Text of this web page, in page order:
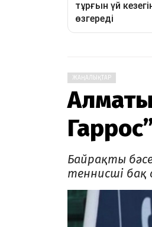
ЖАҢАЛЫҚТАР
Байрақты
теннисші бақ